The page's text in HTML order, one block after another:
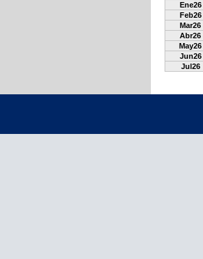
Ene26
Feb26
Mar26
Abr26
May26
Jun26
Jul26